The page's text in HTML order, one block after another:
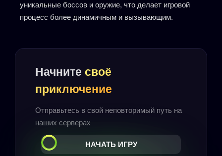
уникальные боссов и оружие, что делает игровой
процесс более динамичным и вызывающим.
Начните своё
приключение
Отправьтесь в свой неповторимый путь на
наших серверах
НАЧАТЬ ИГРУ